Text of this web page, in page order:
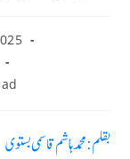
بقلم: محمد ہاشم قاسمى بستوى